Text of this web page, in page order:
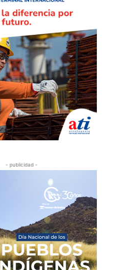
- publicidad -